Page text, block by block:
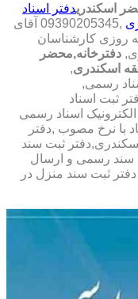
اسکندریدفتر اسناد
,09390205345 آقای
روزی کارشناسان
دفترخانه,محضر
اسکندری,
رسمی,
ثبت اسناد
اسناد رسمی
با نرخ مصوب ,دفتر
ثبت سند
سند رسمی و ارسال
ثبت سند منزل در